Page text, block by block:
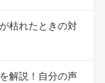
枯れたときの対
解説！自分の声